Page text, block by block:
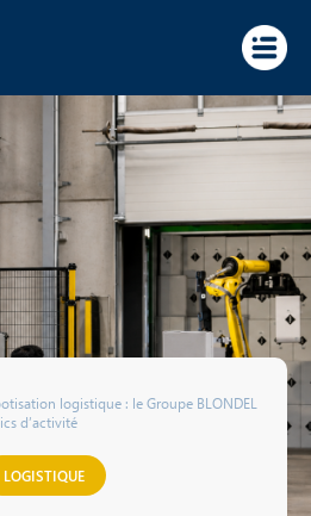
logistique : le Groupe BLONDEL
d’activité
LOGISTIQUE